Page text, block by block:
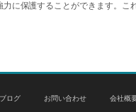
に保護することができます。
ログ お問い合わせ 会社概